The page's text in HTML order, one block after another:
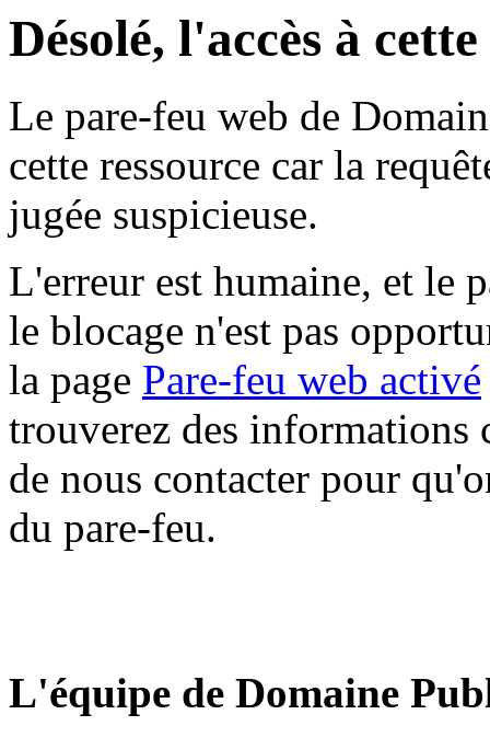
Désolé, l'accès à
Le pare-feu web de
cette ressource car la
jugée suspicieuse.
L'erreur est humaine, et le
le blocage n'est pas
la page Pare-feu web activé
trouverez des informations
de nous contacter pour
du pare-feu.
L'équipe de Domaine